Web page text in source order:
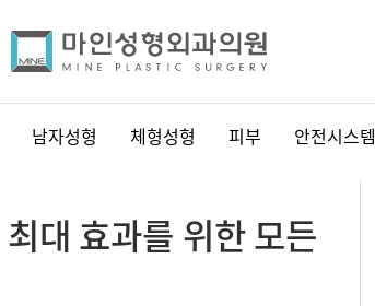
남자성형 체형성형 피부 안전시스템
대 효과를 위한 모든